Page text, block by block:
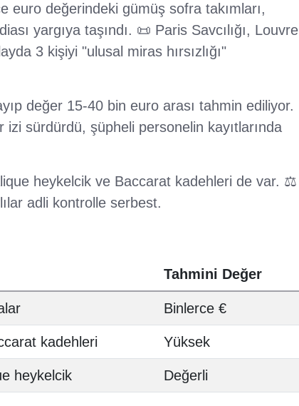
euro değerindeki gümüş sofra takımları,
yargıya taşındı. 📜 Paris Savcılığı, Louvre
3 kişiyi "ulusal miras hırsızlığı"
değer 15-40 bin euro arası tahmin ediliyor.
izi sürdürdü, şüpheli personelin kayıtlarında
heykelcik ve Baccarat kadehleri de var. ⚖️
adli kontrolle serbest.
Tahmini Değer
Binlerce €
kadehleri Yüksek
heykelcik Değerli